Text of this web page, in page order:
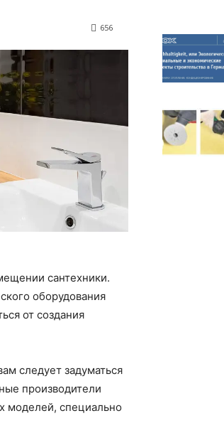
656
сантехники.
оборудования
от создания
следует задуматься
производители
моделей, специально